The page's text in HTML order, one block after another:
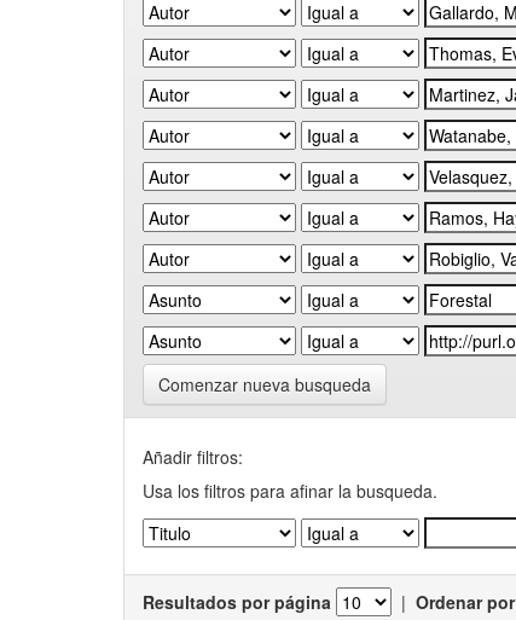
Comenzar nueva busqueda
Añadir filtros:
Usa los filtros para afinar la busqueda.
Resultados por página | Ordenar por